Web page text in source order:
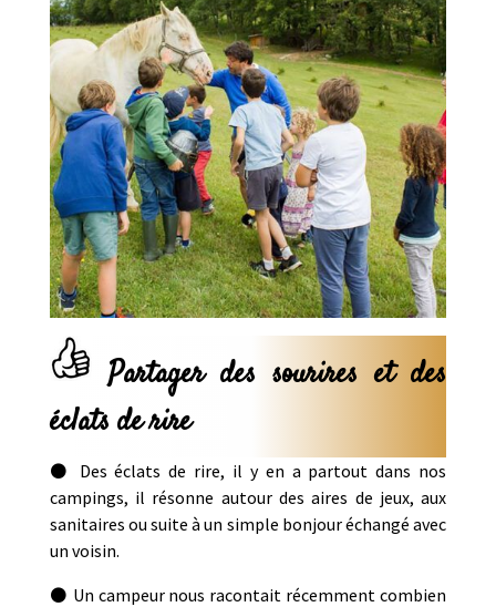
Partager des sourires et des
éclats de rire
⚫ Des éclats de rire, il y en a partout dans nos
campings, il résonne autour des aires de jeux, aux
sanitaires ou suite à un simple bonjour échangé avec
un voisin.
⚫ Un campeur nous racontait récemment combien